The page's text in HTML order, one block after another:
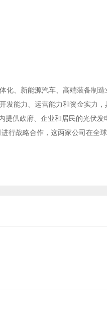
、新能源汽车、高端装备制
能力、运营能力和资金实力
供政府、企业和居民的光伏
行战略合作，这两家公司在全